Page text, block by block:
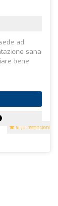
5 (5 recensioni)
ad
sana
bene